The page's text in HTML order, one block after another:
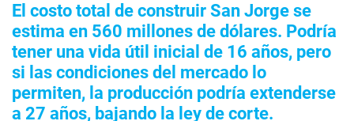
El costo total de construir San Jorge se
estima en 560 millones de dólares. Podría
tener una vida útil inicial de 16 años, pero
si las condiciones del mercado lo
permiten, la producción podría extenderse
a 27 años, bajando la ley de corte.